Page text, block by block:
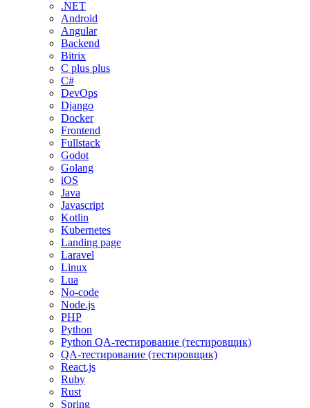
.NET
Android
Angular
Backend
Bitrix
C plus plus
C#
DevOps
Django
Docker
Frontend
Fullstack
Godot
Golang
iOS
Java
Javascript
Kotlin
Kubernetes
Landing page
Laravel
Linux
Lua
No-code
Node.js
PHP
Python
Python QA-тестирование (тестировщик)
QA-тестирование (тестировщик)
React.js
Ruby
Rust
Spring